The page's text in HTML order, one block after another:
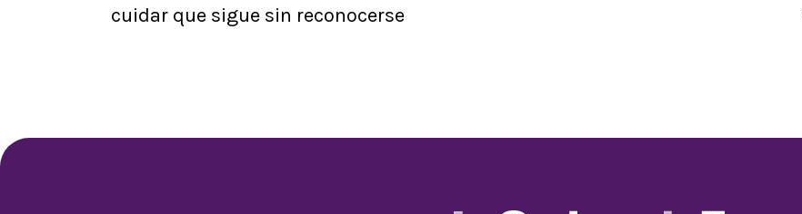
cuidar que sigue sin reconocerse